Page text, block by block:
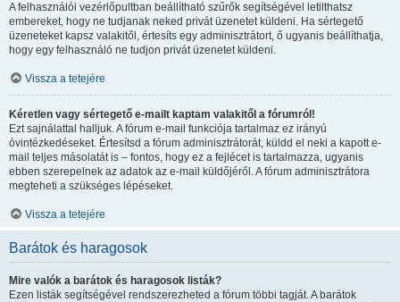
A felhasználói vezérlőpultban beállítható szűrők segítségével letilthatsz
embereket, hogy ne tudjanak neked privát üzenetet küldeni. Ha sértegető
üzeneteket kapsz valakitől, értesíts egy adminisztrátort, ő ugyanis beállíthatja,
hogy egy felhasználó ne tudjon privát üzenetet küldeni.
Vissza a tetejére
Kéretlen vagy sértegető e-mailt kaptam valakitől a fórumról!
Ezt sajnálattal halljuk. A fórum e-mail funkciója tartalmaz ez irányú
óvintézkedéseket. Értesítsd a fórum adminisztrátorát, küldd el neki a kapott e-
mail teljes másolatát is – fontos, hogy ez a fejlécet is tartalmazza, ugyanis
ebben szerepelnek az adatok az e-mail küldőjéről. A fórum adminisztrátora
megteheti a szükséges lépéseket.
Vissza a tetejére
Barátok és haragosok
Mire valók a barátok és haragosok listák?
Ezen listák segítségével rendszerezheted a fórum többi tagját. A barátok